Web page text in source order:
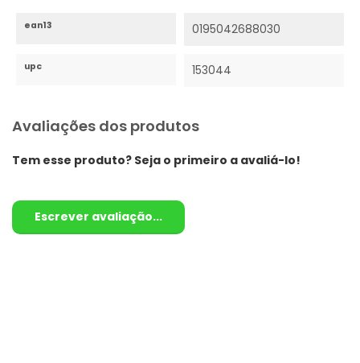
ean13 0195042688030
upc 153044
Avaliações dos produtos
Tem esse produto? Seja o primeiro a avaliá-lo!
Escrever avaliação...